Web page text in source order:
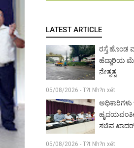
LATEST ARTICLE
ರಸ್ತೆ ಹೊಂಡ
ಹೆದ್ದಾರಿಯ
ನೇತೃತ್ವ
05/08/2026 - T?t Nh?n xét
ಸಚಿವ
05/08/2026 - T?t Nh?n xét